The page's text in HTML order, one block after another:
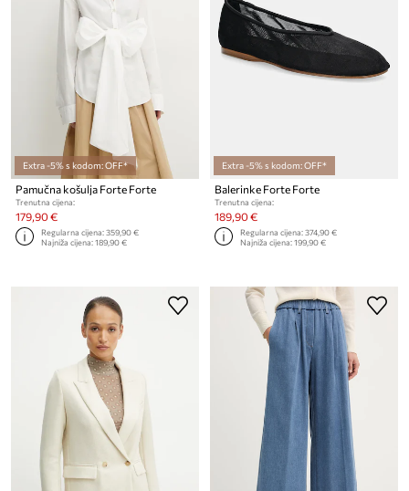
Extra -5% s kodom: OFF*
Pamučna košulja Forte Forte
Trenutna cijena:
179,90 €
Regularna cijena:359,90 €
Najniža cijena:189,90 €
Extra -5% s kodom: OFF*
Balerinke Forte Forte
Trenutna cijena:
189,90 €
Regularna cijena:374,90 €
Najniža cijena:199,90 €